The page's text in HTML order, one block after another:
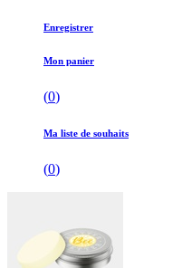
Enregistrer
Mon panier
(0)
Ma liste de souhaits
(0)